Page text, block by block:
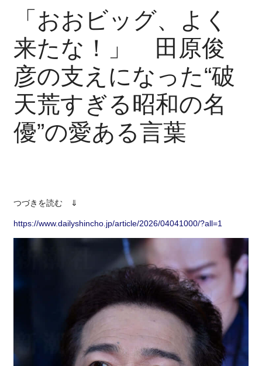
「おおビッグ、よく
来たな！」 田原俊
彦の支えになった“破
天荒すぎる昭和の名
優”の愛ある言葉
つづきを読む ⇓
https://www.dailyshincho.jp/article/2026/04041000/?all=1